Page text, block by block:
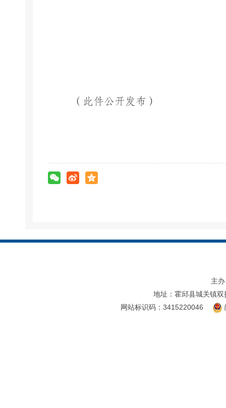
（此件公开发布）
主
地址：霍邱县城关镇双
网站标识码：3415220046